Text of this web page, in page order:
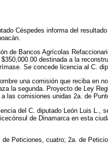
Céspedes informa del
de Bancos Agrícolas
destinada a la
Se concede licencia al C.
una comisión que reciba en
la segunda. Proyecto de Ley
las comisiones unidas 2a. de
del C. diputado León Luis
de Dinamarca en esta
Peticiones, cuatro; 2a. de